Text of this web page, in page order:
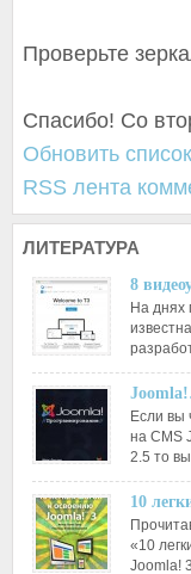
Проверьте
Спасибо! Со
Обновить
RSS лента
ЛИТЕРАТУРА
8
На днях
Если вы
на CMS
2.5 то
10
«10
Joomla!